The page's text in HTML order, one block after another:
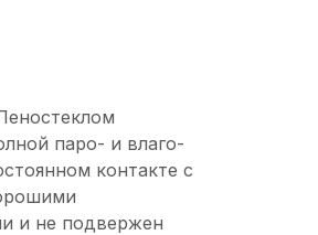
паро- и влаго-
контакте с
и не подвержен